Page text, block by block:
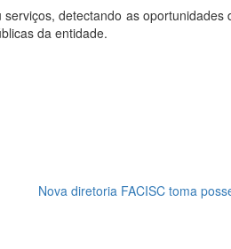
detectando as oportunidades
da entidade.
Nova diretoria FACISC toma